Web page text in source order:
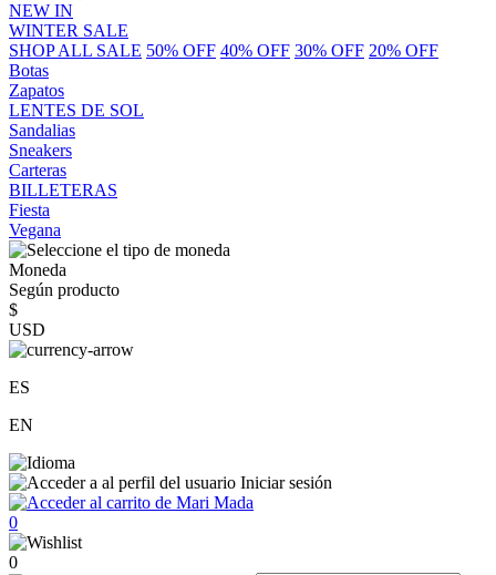
NEW IN
WINTER SALE
SHOP ALL SALE 50% OFF 40% OFF 30% OFF 20% OFF
Botas
Zapatos
LENTES DE SOL
Sandalias
Sneakers
Carteras
BILLETERAS
Fiesta
Vegana
Moneda
Según producto
$
USD
ES
EN
Iniciar sesión
0
0